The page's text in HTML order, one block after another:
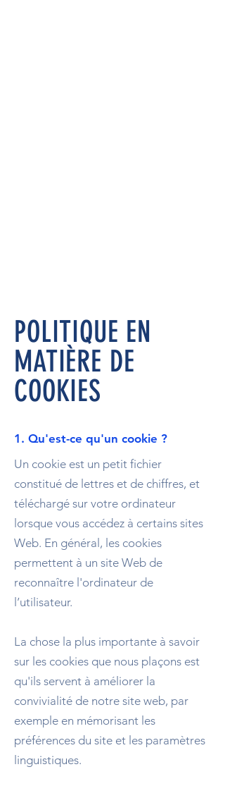
POLITIQUE EN
MATIÈRE DE
COOKIES
1. Qu'est-ce qu'un cookie ?
Un cookie est un petit fichier
constitué de lettres et de chiffres, et
téléchargé sur votre ordinateur
lorsque vous accédez à certains sites
Web. En général, les cookies
permettent à un site Web de
reconnaître l'ordinateur de
l’utilisateur.
La chose la plus importante à savoir
sur les cookies que nous plaçons est
qu'ils servent à améliorer la
convivialité de notre site web, par
exemple en mémorisant les
préférences du site et les paramètres
linguistiques.